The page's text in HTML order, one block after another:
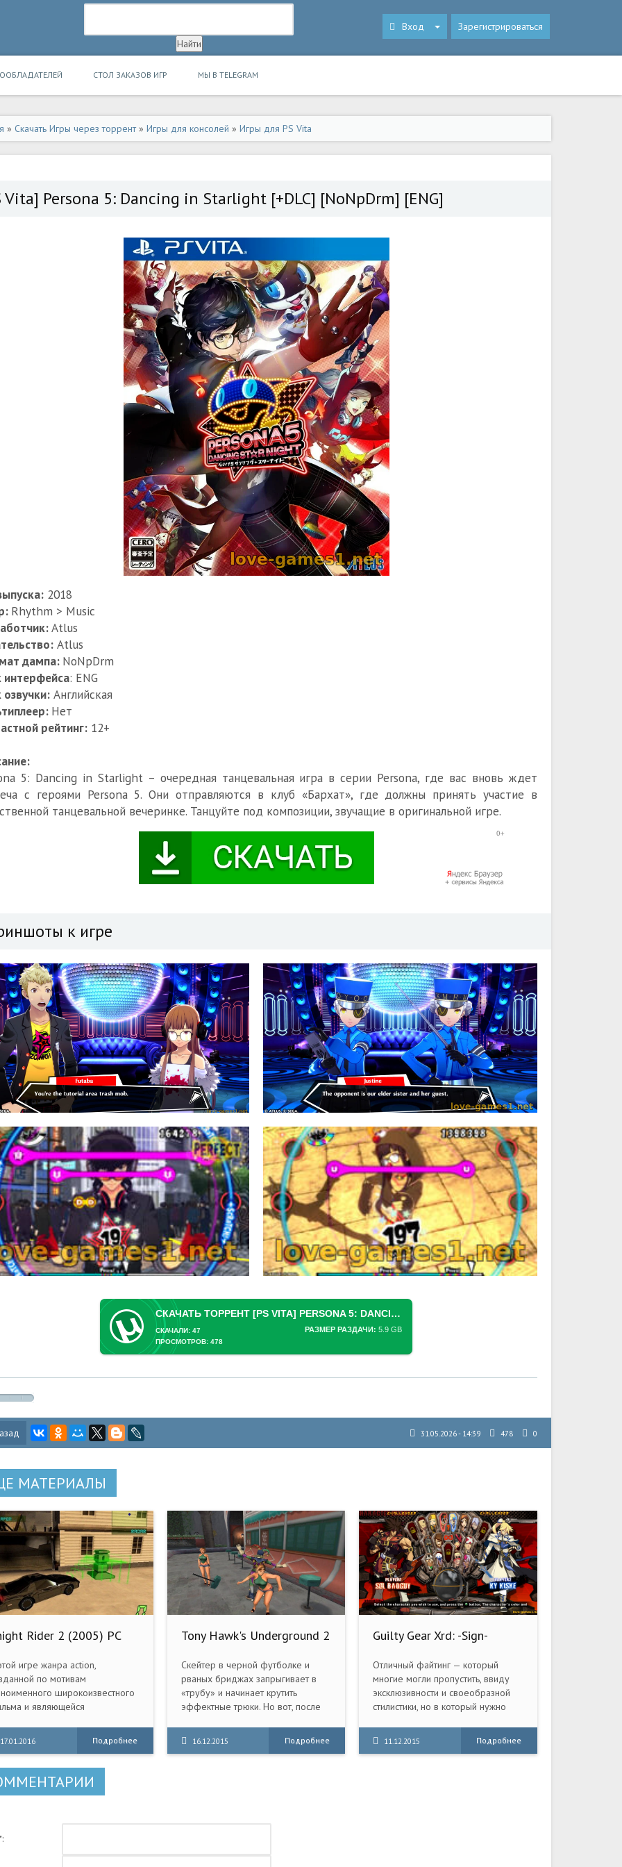
Вход Зарегистрироваться
СТОЛ ЗАКАЗОВ ИГР МЫ В TELEGRAM
» Скачать Игры через торрент» Игры для консолей » Игры для PS Vita
Vita] Persona 5: Dancing in Starlight [+DLC] [NoNpDrm] [ENG]
2018
Rhythm > Music
Atlus
Atlus
дампа: NoNpDrm
интерфейса: ENG
Английская
Нет
рейтинг: 12+
5: Dancing in Starlight – очередная танцевальная игра в серии Persona, где вас вновь ждет
с героями Persona 5. Они отправляются в клуб «Бархат», где должны принять участие в
танцевальной вечеринке. Танцуйте под композиции, звучащие в оригинальной игре.
к игре
СКАЧАТЬ ТОРРЕНТ [PS VITA] PERSONA 5: DANCING IN STARLIGHT [+DLC] [NONPDRM] [ENG]
РАЗМЕР РАЗДАЧИ: 5.9 GB
СКАЧАЛИ: 47
ПРОСМОТРОВ: 478
31.05.2026 - 14:39 478 0
МАТЕРИАЛЫ
Rider 2 (2005) PC
игре жанра action,
по мотивам
широкоизвестного
и являющейся
ждут новые захватывающие
безумные гонки и
Подробнее
Tony Hawk's Underground 2
Механики
Скейтер в черной футболке и
рваных бриджах запрыгивает в
«трубу» и начинает крутить
эффектные трюки. Но вот, после
градусов, его нога соскальзывает
с доски, вовлекая неудачника в
16.12.2015 Подробнее
Guilty Gear Xrd: -Sign-
Отличный файтинг — который
многие могли пропустить, ввиду
эксклюзивности и своеобразной
стилистики, но в который нужно
Gear это мега реактивное
действо, которое никого не
11.12.2015 Подробнее